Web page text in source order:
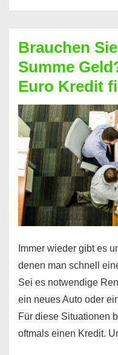
Geht
das
überhaupt?
Na
klar!
Brauchen
Summe
Euro Kredit
Immer wieder gibt es
denen man schnell
Sei es notwendige
ein neues Auto oder
Für diese Situationen
oftmals einen Kredit.